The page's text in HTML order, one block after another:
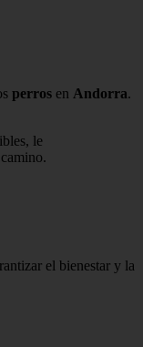
perros en Andorra.
le
el bienestar y la